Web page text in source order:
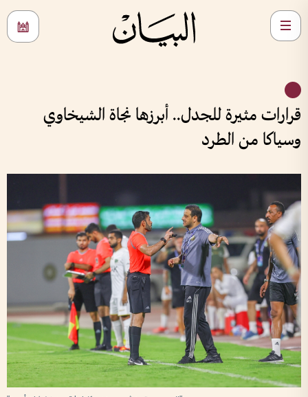
قرارات مثيرة للجدل.. أبرزها نجاة الشيخاوي
وسياكا من الطرد